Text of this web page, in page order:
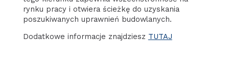
rynku pracy i otwiera ścieżkę do uzyskania
poszukiwanych uprawnień budowlanych.
Dodatkowe informacje znajdziesz TUTAJ